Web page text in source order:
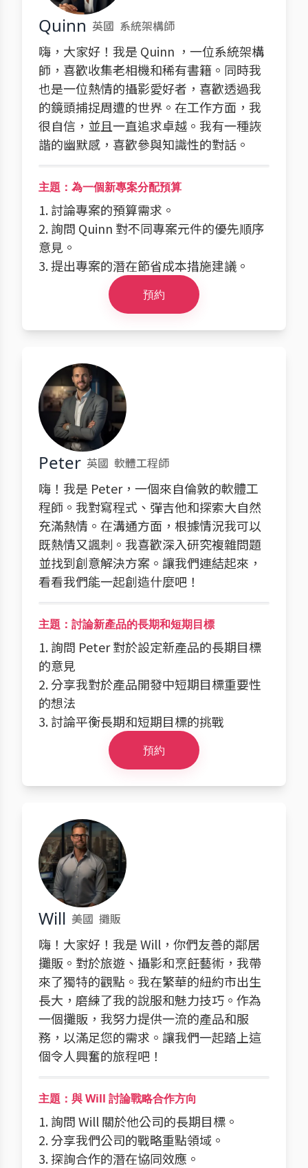
Quinn 英國 系統架構師
嗨，大家好！我是 Quinn ，一位系統架構
師，喜歡收集老相機和稀有書籍。同時我
也是一位熱情的攝影愛好者，喜歡透過我
的鏡頭捕捉周遭的世界。在工作方面，我
很自信，並且一直追求卓越。我有一種詼
諧的幽默感，喜歡參與知識性的對話。
主題：為一個新專案分配預算
1. 討論專案的預算需求。
2. 詢問 Quinn 對不同專案元件的優先順序
意見。
3. 提出專案的潛在節省成本措施建議。
預約
Peter 英國 軟體工程師
嗨！我是 Peter，一個來自倫敦的軟體工
程師。我對寫程式、彈吉他和探索大自然
充滿熱情。在溝通方面，根據情況我可以
既熱情又諷刺。我喜歡深入研究複雜問題
並找到創意解決方案。讓我們連結起來，
看看我們能一起創造什麼吧！
主題：討論新產品的長期和短期目標
1. 詢問 Peter 對於設定新產品的長期目標
的意見
2. 分享我對於產品開發中短期目標重要性
的想法
3. 討論平衡長期和短期目標的挑戰
預約
Will 美國 攤販
嗨！大家好！我是 Will，你們友善的鄰居
攤販。對於旅遊、攝影和烹飪藝術，我帶
來了獨特的觀點。我在繁華的紐約市出生
長大，磨練了我的說服和魅力技巧。作為
一個攤販，我努力提供一流的產品和服
務，以滿足您的需求。讓我們一起踏上這
個令人興奮的旅程吧！
主題：與 Will 討論戰略合作方向
1. 詢問 Will 關於他公司的長期目標。
2. 分享我們公司的戰略重點領域。
3. 探詢合作的潛在協同效應。